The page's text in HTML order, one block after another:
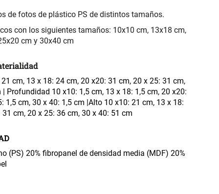
de fotos de plástico PS de distintos tamaños.
con los siguientes tamaños: 10x10 cm, 13x18 cm,
cm y 30x40 cm
cm, 13 x 18: 24 cm, 20 x20: 31 cm, 20 x 25: 31 cm,
Profundidad 10 x10: 1,5 cm, 13 x 18: 1,5 cm, 20 x20:
1,5 cm, 30 x 40: 1,5 cm |Alto 10 x10: 21 cm, 13 x 18:
cm, 20 x 25: 36 cm, 30 x 40: 51 cm
(PS) 20% fibropanel de densidad media (MDF) 20%